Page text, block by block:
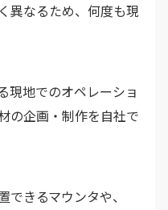
異なるため、何度も現
現地でのオペレーショ
の企画・制作を自社で
できるマウンタや、